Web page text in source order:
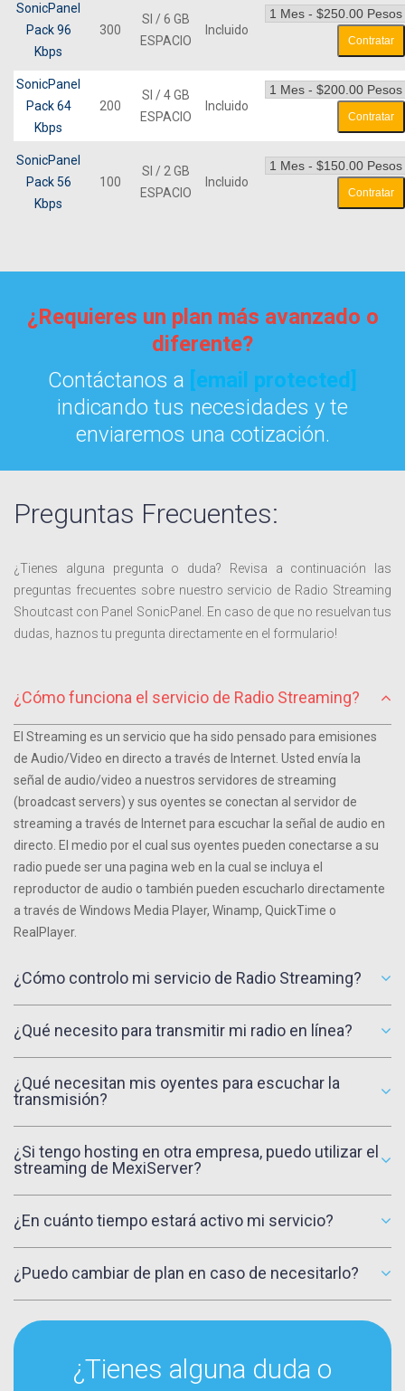
SonicPanel
Pack 96
Kbps
300
SI / 6 GB
ESPACIO
Incluido
Contratar
SonicPanel
Pack 64
Kbps
200
SI / 4 GB
ESPACIO
Incluido
Contratar
SonicPanel
Pack 56
Kbps
100
SI / 2 GB
ESPACIO
Incluido
Contratar
¿Requieres un plan más avanzado o
diferente?
Contáctanos a [email protected]
indicando tus necesidades y te
enviaremos una cotización.
Preguntas Frecuentes:
¿Tienes alguna pregunta o duda? Revisa a continuación las
preguntas frecuentes sobre nuestro servicio de Radio Streaming
Shoutcast con Panel SonicPanel. En caso de que no resuelvan tus
dudas, haznos tu pregunta directamente en el formulario!
¿Cómo funciona el servicio de Radio Streaming?
El Streaming es un servicio que ha sido pensado para emisiones
de Audio/Video en directo a través de Internet. Usted envía la
señal de audio/video a nuestros servidores de streaming
(broadcast servers) y sus oyentes se conectan al servidor de
streaming a través de Internet para escuchar la señal de audio en
directo. El medio por el cual sus oyentes pueden conectarse a su
radio puede ser una pagina web en la cual se incluya el
reproductor de audio o también pueden escucharlo directamente
a través de Windows Media Player, Winamp, QuickTime o
RealPlayer.
¿Cómo controlo mi servicio de Radio Streaming?
¿Qué necesito para transmitir mi radio en línea?
¿Qué necesitan mis oyentes para escuchar la
transmisión?
¿Si tengo hosting en otra empresa, puedo utilizar el
streaming de MexiServer?
¿En cuánto tiempo estará activo mi servicio?
¿Puedo cambiar de plan en caso de necesitarlo?
¿Tienes alguna duda o